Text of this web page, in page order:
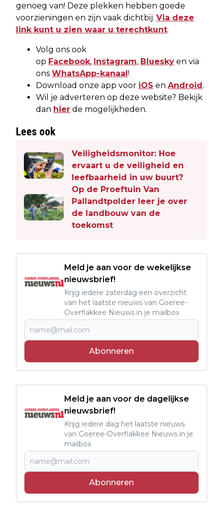
genoeg van! Deze plekken hebben goede
voorzieningen en zijn vaak dichtbij. Via deze
link kunt u zien waar u terechtkunt.
Volg ons ook
op Facebook, Instagram, Bluesky en via
ons WhatsApp-kanaal!
Download onze app voor iOS en Android.
Wil je adverteren op deze website? Bekijk
dan hier de mogelijkheden.
Lees ook
Veiligheidsmonitor: Hoe
ervaart u de veiligheid en
leefbaarheid in uw buurt?
Op de Proeftuin Van
Pallandtpolder leer je over
de landbouw van de
toekomst
Meld je aan voor de wekelijkse
nieuwsbrief!
Krijg iedere zaterdag een overzicht
van het laatste nieuws van Goeree-
Overflakkee Nieuws in je mailbox
Abonneren
Meld je aan voor de dagelijkse
nieuwsbrief!
Krijg iedere dag het laatste nieuws
van Goeree-Overflakkee Nieuws in je
mailbox
Abonneren